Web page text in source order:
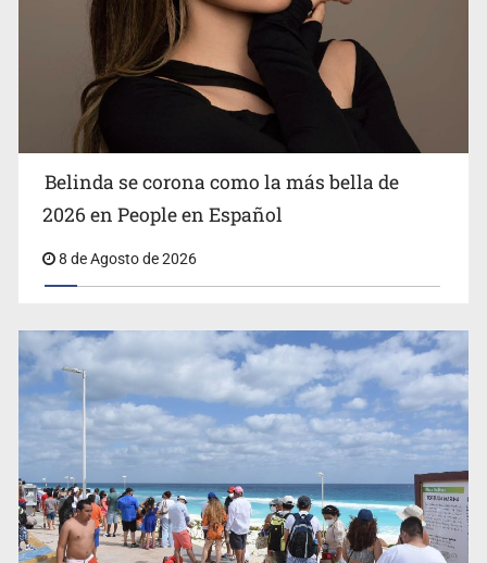
Ciclosporiasis no representa un riesgo epidemiológico
masivo
EU reanudará este sábado inspecciones de aguacate en
Michoacán
Belinda se corona como la más bella de
2026 en People en Español
8 de Agosto de 2026